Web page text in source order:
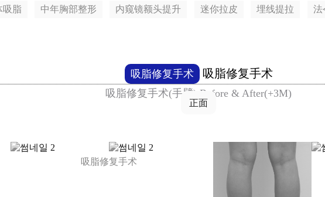
吸脂 中年胸部整形 内窥镜额头提升 迷你拉皮 埋线提拉 法
吸脂修复手术 吸脂修复手术
吸脂修复手术(手臂) Before & After(+3M)
正面
吸脂修复手术